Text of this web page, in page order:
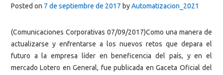
Posted on 7 de septiembre de 2017 byAutomatizacion_2021
(Comunicaciones Corporativas 07/09/2017)Como una manera de
actualizarse y enfrentarse a los nuevos retos que depara el
futuro a la empresa líder en beneficencia del país, y en el
mercado Lotero en General, fue publicada en Gaceta Oficial del